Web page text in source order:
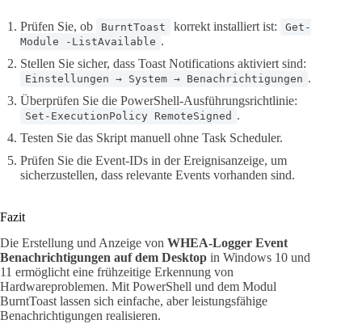
Prüfen Sie, ob BurntToast korrekt installiert ist:
Get-
Module -ListAvailable .
Stellen Sie sicher, dass Toast Notifications aktiviert sind:
Einstellungen → System → Benachrichtigungen .
Überprüfen Sie die PowerShell-Ausführungsrichtlinie:
Set-ExecutionPolicy RemoteSigned .
Testen Sie das Skript manuell ohne Task Scheduler.
Prüfen Sie die Event-IDs in der Ereignisanzeige, um
sicherzustellen, dass relevante Events vorhanden sind.
Fazit
Die Erstellung und Anzeige von WHEA-Logger Event
Benachrichtigungen auf dem Desktop in Windows 10 und
11 ermöglicht eine frühzeitige Erkennung von
Hardwareproblemen. Mit PowerShell und dem Modul
BurntToast lassen sich einfache, aber leistungsfähige
Benachrichtigungen realisieren.